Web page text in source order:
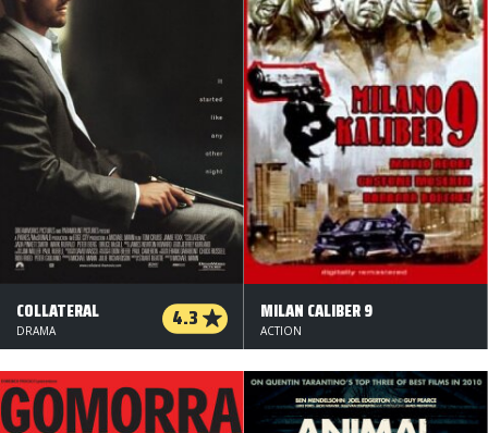
COLLATERAL 4.3
DRAMA
MILAN CALIBER 9
ACTION